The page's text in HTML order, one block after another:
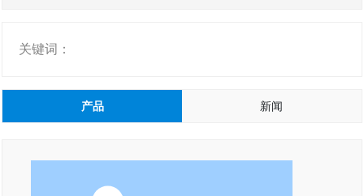
关键词：
产品 新闻